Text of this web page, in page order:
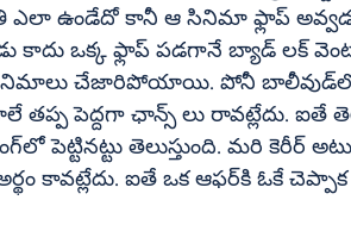
పోనీ బాలీవుడ్‌లో ఏమైనా వరుస ఆఫర్లు
ఐతే తెలుగులో కొన్ని ఆఫర్లు